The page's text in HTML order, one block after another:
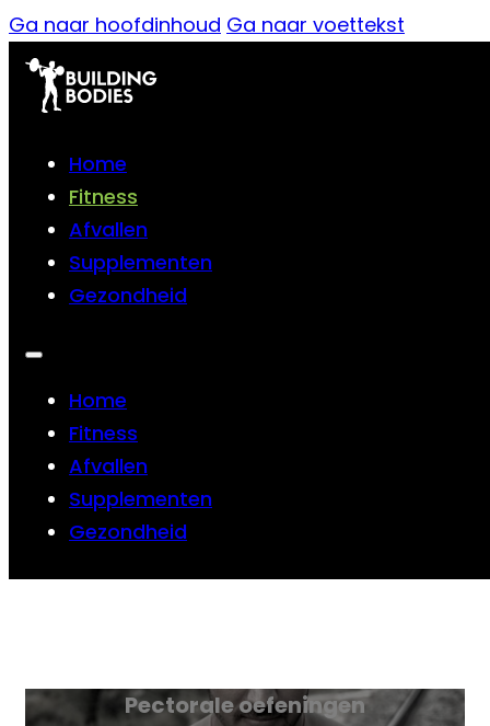
Ga naar hoofdinhoud Ga naar voettekst
Home
Fitness
Afvallen
Supplementen
Gezondheid
Home
Fitness
Afvallen
Supplementen
Gezondheid
Pectorale oefeningen